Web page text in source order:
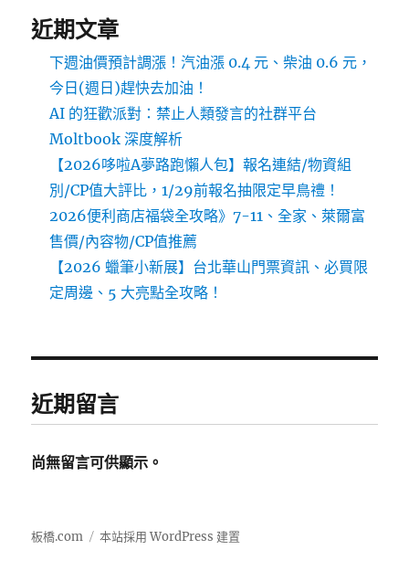
近期文章
下週油價預計調漲！汽油漲 0.4 元、柴油 0.6 元，
今日(週日)趕快去加油！
AI 的狂歡派對：禁止人類發言的社群平台
Moltbook 深度解析
【2026哆啦A夢路跑懶人包】報名連結/物資組
別/CP值大評比，1/29前報名抽限定早鳥禮！
2026便利商店福袋全攻略》7-11、全家、萊爾富
售價/內容物/CP值推薦
【2026 蠟筆小新展】台北華山門票資訊、必買限
定周邊、5 大亮點全攻略！
近期留言
尚無留言可供顯示。
板橋.com 本站採用 WordPress 建置